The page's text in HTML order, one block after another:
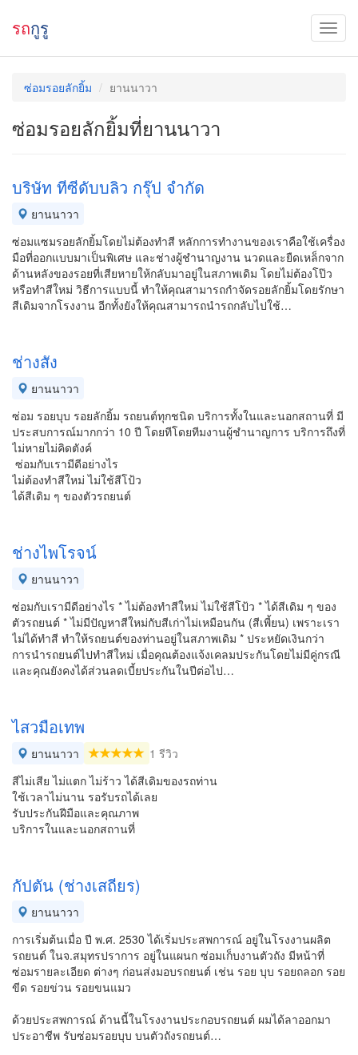
รถกูรู
ซ่อมรอยลักยิ้ม ยานนาวา
ซ่อมรอยลักยิ้มที่ยานนาวา
บริษัท ทีซีดับบลิว กรุ๊ป จำกัด
ยานนาวา
ซ่อมแซมรอยลักยิ้มโดยไม่ต้องทำสี หลักการทำงานของเราคือใช้เครื่อง
มือที่ออกแบบมาเป็นพิเศษ และช่างผู้ชำนาญงาน นวดและยืดเหล็กจาก
ด้านหลังของรอยที่เสียหายให้กลับมาอยู่ในสภาพเดิม โดยไม่ต้องโป๊ว
หรือทำสีใหม่ วิธีการแบบนี้ ทำให้คุณสามารถกำจัดรอยลักยิ้มโดยรักษา
สีเดิมจากโรงงาน อีกทั้งยังให้คุณสามารถนำรถกลับไปใช้…
ช่างสัง
ยานนาวา
ซ่อม รอยบุบ รอยลักยิ้ม รถยนต์ทุกชนิด บริการทั้งในและนอกสถานที่ มี
ประสบการณ์มากกว่า 10 ปี โดยทีโดยทีมงานผู้ชำนาญการ บริการถึงที่
ไม่หายไม่คิดตังค์
ซ่อมกับเรามีดีอย่างไร
ไม่ต้องทำสีใหม่ ไม่ใช้สีโป้ว
ได้สีเดิม ๆ ของตัวรถยนต์
ช่างไพโรจน์
ยานนาวา
ซ่อมกับเรามีดีอย่างไร * ไม่ต้องทำสีใหม่ ไม่ใช้สีโป้ว * ได้สีเดิม ๆ ของ
ตัวรถยนต์ * ไม่มีปัญหาสีใหม่กับสีเก่าไม่เหมือนกัน (สีเพี้ยน) เพราะเรา
ไม่ได้ทำสี ทำให้รถยนต์ของท่านอยู่ในสภาพเดิม * ประหยัดเงินกว่า
การนำรถยนต์ไปทำสีใหม่ เมื่อคุณต้องแจ้งเคลมประกันโดยไม่มีคู่กรณี
และคุณยังคงได้ส่วนลดเบี้ยประกันในปีต่อไป…
ไสวมือเทพ
ยานนาวา
1 รีวิว
สีไม่เสีย ไม่แตก ไม่ร้าว ได้สีเดิมของรถท่าน
ใช้เวลาไม่นาน รอรับรถได้เลย
รับประกันฝีมือและคุณภาพ
บริการในและนอกสถานที่
กัปตัน (ช่างเสถียร)
ยานนาวา
การเริ่มต้นเมื่อ ปี พ.ศ. 2530 ได้เริ่มประสพการณ์ อยู่ในโรงงานผลิต
รถยนต์ ในจ.สมุทรปราการ อยู่ในแผนก ซ่อมเก็บงานตัวถัง มีหน้าที่
ซ่อมรายละเอียด ต่างๆ ก่อนส่งมอบรถยนต์ เช่น รอย บุบ รอยถลอก รอย
ขีด รอยข่วน รอยขนแมว
ด้วยประสพการณ์ ด้านนี้ในโรงงานประกอบรถยนต์ ผมได้ลาออกมา
ประอาชีพ รับซ่อมรอยบุบ บนตัวถังรถยนต์…